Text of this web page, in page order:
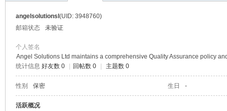
angelsolutionsl (UID: 3948760)
邮箱状态
未验证
个人签名
Angel Solutions Ltd maintains a comprehensive Quality Assurance policy
统计信息 好友数 0 回帖数 0 主题数 0
性别 保密 生日 -
活跃概况